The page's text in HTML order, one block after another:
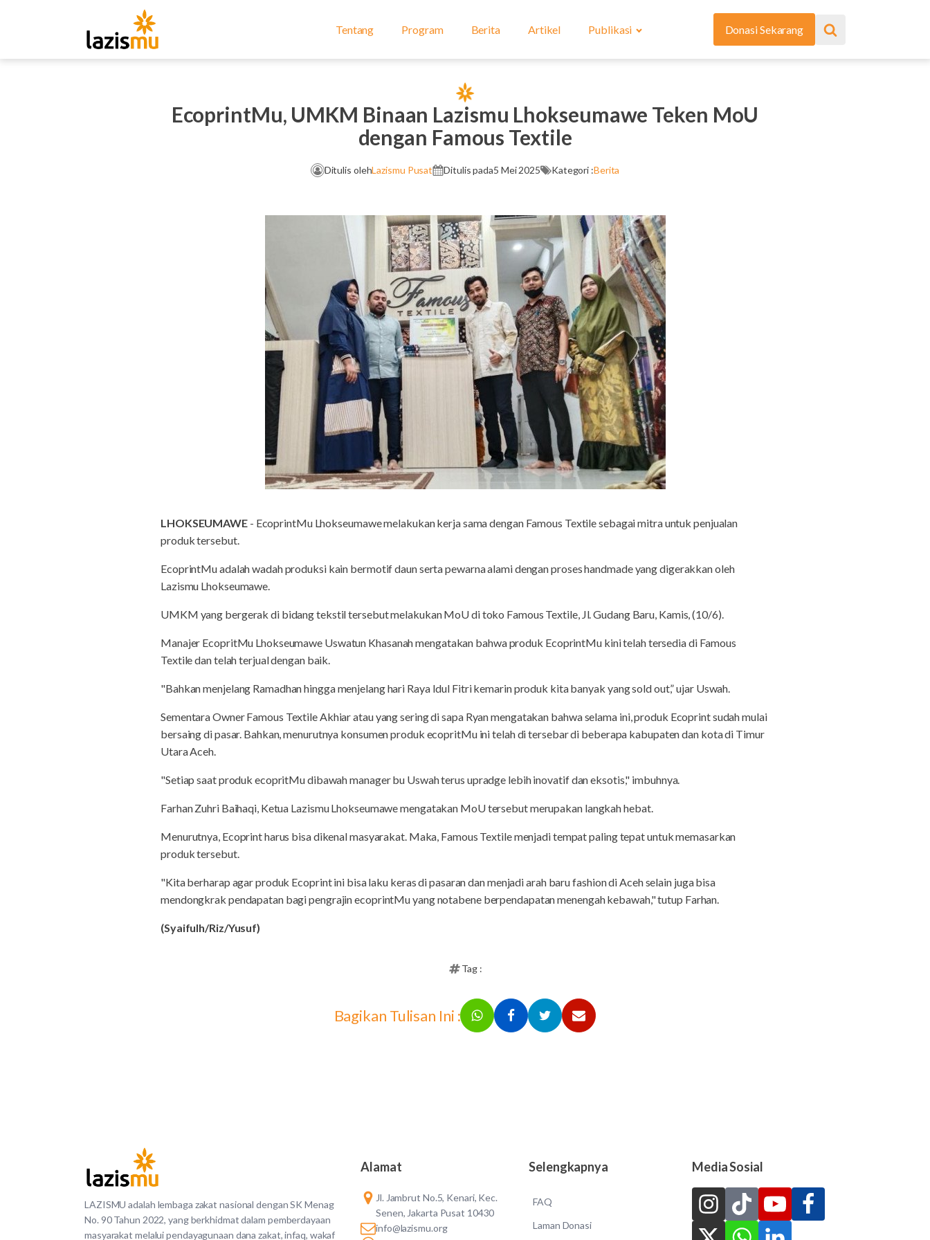
Tentang Program Berita Artikel Publikasi Donasi Sekarang
EcoprintMu, UMKM Binaan Lazismu Lhokseumawe Teken MoU
dengan Famous Textile
Ditulis olehLazismu Pusat Ditulis pada5 Mei 2025 Kategori :Berita
LHOKSEUMAWE- EcoprintMu Lhokseumawe melakukan kerja sama dengan Famous Textile sebagai mitra untuk penjualan
produk tersebut.
EcoprintMu adalah wadah produksi kain bermotif daun serta pewarna alami dengan proses handmade yang digerakkan oleh
Lazismu Lhokseumawe.
UMKM yang bergerak di bidang tekstil tersebut melakukan MoU di toko Famous Textile, Jl. Gudang Baru, Kamis, (10/6).
Manajer EcopritMu Lhokseumawe Uswatun Khasanah mengatakan bahwa produk EcoprintMu kini telah tersedia di Famous
Textile dan telah terjual dengan baik.
"Bahkan menjelang Ramadhan hingga menjelang hari Raya Idul Fitri kemarin produk kita banyak yang sold out,” ujar Uswah.
Sementara Owner Famous Textile Akhiar atau yang sering di sapa Ryan mengatakan bahwa selama ini, produk Ecoprint sudah mulai
bersaing di pasar. Bahkan, menurutnya konsumen produk ecopritMu ini telah di tersebar di beberapa kabupaten dan kota di Timur
Utara Aceh.
"Setiap saat produk ecopritMu dibawah manager bu Uswah terus upradge lebih inovatif dan eksotis," imbuhnya.
Farhan Zuhri Baihaqi, Ketua Lazismu Lhokseumawe mengatakan MoU tersebut merupakan langkah hebat.
Menurutnya, Ecoprint harus bisa dikenal masyarakat. Maka, Famous Textile menjadi tempat paling tepat untuk memasarkan
produk tersebut.
"Kita berharap agar produk Ecoprint ini bisa laku keras di pasaran dan menjadi arah baru fashion di Aceh selain juga bisa
mendongkrak pendapatan bagi pengrajin ecoprintMu yang notabene berpendapatan menengah kebawah," tutup Farhan.
(Syaifulh/Riz/Yusuf)
Tag :
Bagikan Tulisan Ini :
LAZISMU adalah lembaga zakat nasional dengan SK Menag
No. 90 Tahun 2022, yang berkhidmat dalam pemberdayaan
masyarakat melalui pendayagunaan dana zakat, infaq, wakaf
Alamat
Jl. Jambrut No.5, Kenari, Kec.
Senen, Jakarta Pusat 10430
info@lazismu.org
Selengkapnya
FAQ
Laman Donasi
Media Sosial